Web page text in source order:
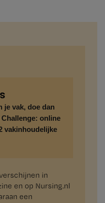
je vak, doe dan
: online
vakinhoudelijke
in
en op Nursing.nl
een